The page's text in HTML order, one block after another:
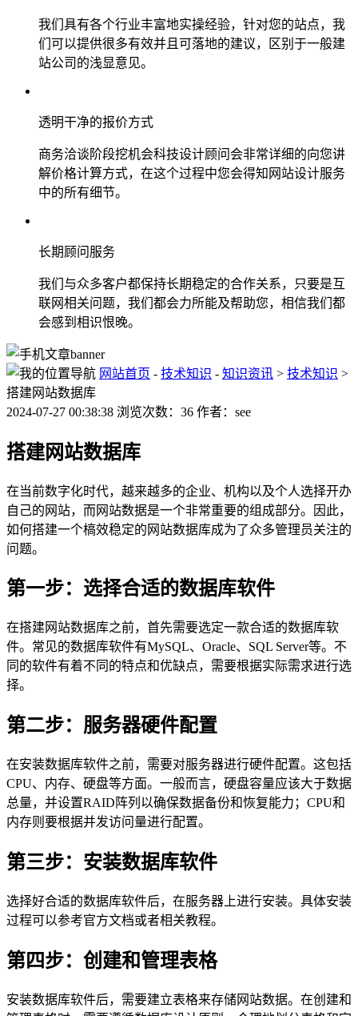
我们具有各个行业丰富地实操经验，针对您的站点，我
们可以提供很多有效并且可落地的建议，区别于一般建
站公司的浅显意见。
透明干净的报价方式
商务洽谈阶段挖机会科技设计顾问会非常详细的向您讲
解价格计算方式，在这个过程中您会得知网站设计服务
中的所有细节。
长期顾问服务
我们与众多客户都保持长期稳定的合作关系，只要是互
联网相关问题，我们都会力所能及帮助您，相信我们都
会感到相识恨晚。
网站首页 - 技术知识 - 知识资讯 > 技术知识 >
搭建网站数据库
2024-07-27 00:38:38 浏览次数：36 作者：see
搭建网站数据库
在当前数字化时代，越来越多的企业、机构以及个人选择开办
自己的网站，而网站数据是一个非常重要的组成部分。因此，
如何搭建一个槁效稳定的网站数据库成为了众多管理员关注的
问题。
第一步：选择合适的数据库软件
在搭建网站数据库之前，首先需要选定一款合适的数据库软
件。常见的数据库软件有MySQL、Oracle、SQL Server等。不
同的软件有着不同的特点和优缺点，需要根据实际需求进行选
择。
第二步：服务器硬件配置
在安装数据库软件之前，需要对服务器进行硬件配置。这包括
CPU、内存、硬盘等方面。一般而言，硬盘容量应该大于数据
总量，并设置RAID阵列以确保数据备份和恢复能力；CPU和
内存则要根据并发访问量进行配置。
第三步：安装数据库软件
选择好合适的数据库软件后，在服务器上进行安装。具体安装
过程可以参考官方文档或者相关教程。
第四步：创建和管理表格
安装数据库软件后，需要建立表格来存储网站数据。在创建和